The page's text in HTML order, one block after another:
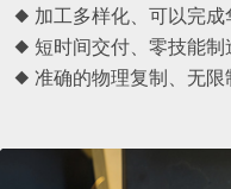
◆ 加工多样化、可以完
◆ 短时间交付、零技能制
◆ 准确的物理复制、无限